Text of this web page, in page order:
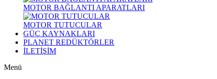
MOTOR BAĞLANTI APARATLARI
MOTOR TUTUCULAR
GÜÇ KAYNAKLARI
PLANET REDÜKTÖRLER
İLETİŞİM
Menü